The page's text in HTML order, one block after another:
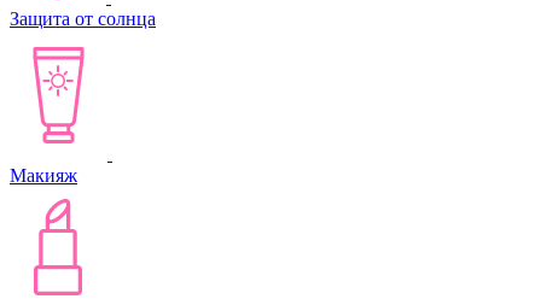
Защита от солнца
Макияж